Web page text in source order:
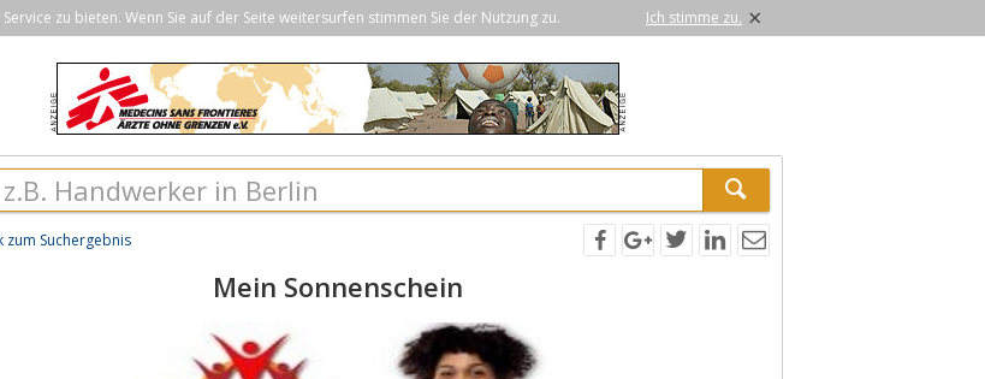
zu bieten. Wenn Sie auf der Seite weitersurfen stimmen Sie der Nutzung zu. Ich stimme zu. ×
zum Suchergebnis
Mein Sonnenschein